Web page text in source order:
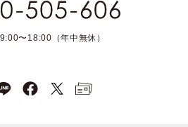
〜18:00（年中無休）